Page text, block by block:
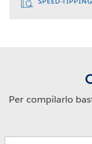
Per compilarlo